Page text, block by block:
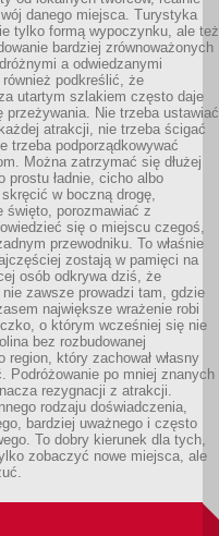
danego miejsca. Turystyka
tylko formą wypoczynku, ale też
bardziej zrównoważonych
a odwiedzanymi
podkreślić, że
utartym szlakiem często daje
przeżywania. Nie trzeba ustawiać
atrakcji, nie trzeba ścigać
trzeba podporządkowywać
Można zatrzymać się dłużej
prostu ładnie, cicho albo
w boczną drogę,
święto, porozmawiać z
się o miejscu czegoś,
przewodniku. To właśnie
zostają w pamięci na
osób odkrywa dziś, że
zawsze prowadzi tam, gdzie
największe wrażenie robi
o którym wcześniej się nie
bez rozbudowanej
region, który zachował własny
Podróżowanie po mniej znanych
rezygnacji z atrakcji.
rodzaju doświadczenia,
bardziej uważnego i często
To dobry kierunek dla tych,
zobaczyć nowe miejsca, ale